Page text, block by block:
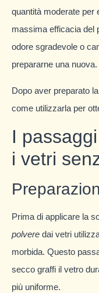
quantità moderate per
massima efficacia del
odore sgradevole o
prepararne una nuova.
Dopo aver preparato
come utilizzarla per
I
i vetri
Prima di applicare la
polvere dai vetri
morbida. Questo
secco graffi il vetro
più uniforme.